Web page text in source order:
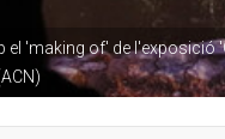
el 'making of' de l'exposició